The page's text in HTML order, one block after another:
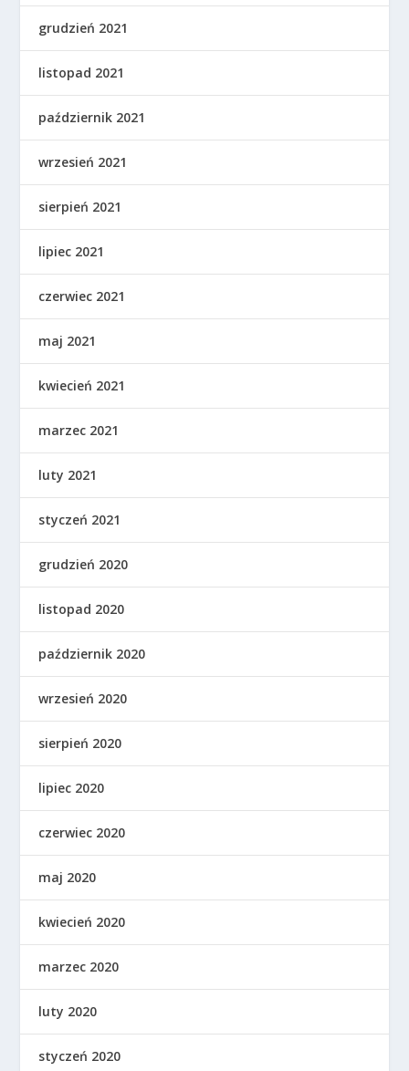
grudzień 2021
listopad 2021
październik 2021
wrzesień 2021
sierpień 2021
lipiec 2021
czerwiec 2021
maj 2021
kwiecień 2021
marzec 2021
luty 2021
styczeń 2021
grudzień 2020
listopad 2020
październik 2020
wrzesień 2020
sierpień 2020
lipiec 2020
czerwiec 2020
maj 2020
kwiecień 2020
marzec 2020
luty 2020
styczeń 2020